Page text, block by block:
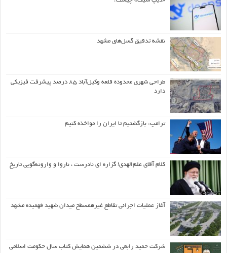
نقشه تدقیق گسل‌های مشهد
طراحی شهری محدوده قلعه وکیل‌آباد ۸۵ درصد پیشرفت فیزیکی
دارد
ترامپ: بازگشتیم تا ایران را مواخذه کنیم
کلام آقای علم‌الهدی! گزاره ای نادرست ، ناروا و وارونه‌گویی تاریخ
آغاز عملیات اجرائی تقاطع غیرهمسطح میدان شهید فهمیده مشهد
شرکت حمید رابعی در ششمین همایش کتاب سال حکومت اسلامی